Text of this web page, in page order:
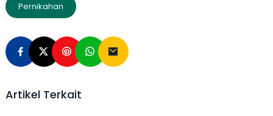
Pernikahan
Artikel Terkait